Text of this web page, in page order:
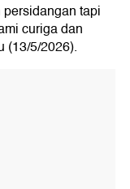
tapi
curiga dan
(13/5/2026).